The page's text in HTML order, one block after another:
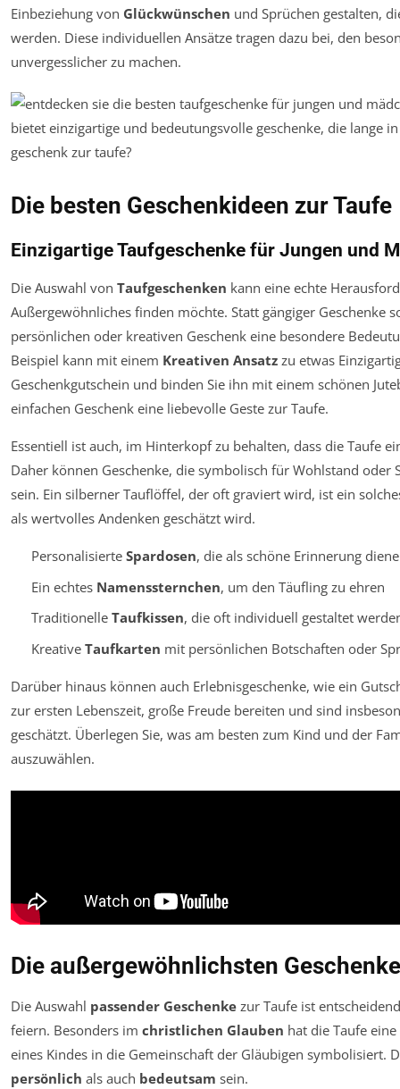
Einbeziehung von Glückwünschen und Sprüchen gestalten,
werden. Diese individuellen Ansätze tragen dazu bei, den
unvergesslicher zu machen.
Die besten Geschenkideen zur Taufe
Einzigartige Taufgeschenke für Jungen und
Die Auswahl von Taufgeschenken kann eine echte
Außergewöhnliches finden möchte. Statt gängiger Geschenke
persönlichen oder kreativen Geschenk eine besondere
Beispiel kann mit einem Kreativen Ansatz zu etwas
Geschenkgutschein und binden Sie ihn mit einem schönen
einfachen Geschenk eine liebevolle Geste zur Taufe.
Essentiell ist auch, im Hinterkopf zu behalten, dass die Taufe
Daher können Geschenke, die symbolisch für Wohlstand
sein. Ein silberner Tauflöffel, der oft graviert wird, ist ein
als wertvolles Andenken geschätzt wird.
Personalisierte Spardosen, die als schöne Erinnerung
Ein echtes Namenssternchen, um den Täufling zu ehren
Traditionelle Taufkissen, die oft individuell gestaltet
Kreative Taufkarten mit persönlichen Botschaften oder
Darüber hinaus können auch Erlebnisgeschenke, wie ein
zur ersten Lebenszeit, große Freude bereiten und sind
geschätzt. Überlegen Sie, was am besten zum Kind und der
auszuwählen.
Die außergewöhnlichsten
Die Auswahl passender Geschenke zur Taufe ist
feiern. Besonders im christlichen Glauben hat die Taufe
eines Kindes in die Gemeinschaft der Gläubigen symbolisiert.
persönlich als auch bedeutsam sein.